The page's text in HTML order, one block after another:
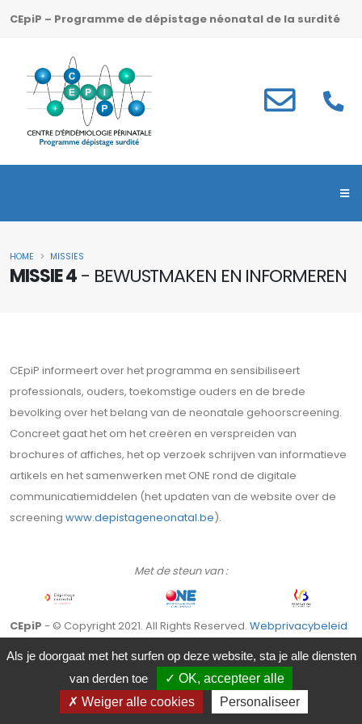
CEpiP – Programme de dépistage néonatal de la surdité
MISSIE 4- BEWUSTMAKEN EN INFORMEREN
HOME MISSIES
CEpiP informeert over het programma en sensibiliseert
professionals, ouders, toekomstige ouders en de brede
bevolking over het belang van de neonatale gehoorscreening.
Concreet gaat het om het creëren en verspreiden van
brochures of affiches, het op verzoek schrijven van informatieve
artikels en het samenwerken met ONE rond de digitale
communicatiemiddelen (het updaten van de website over de
screening www.depistageneonatal.be).
Met de steun van :
CEpiP - © Copyright 2021. All Rights Reserved. Webprivacybeleid
Als je doorgaat met het surfen op deze website, sta je alle diensten
van derden toe
OK, accepteer alle
Weiger alle cookies
Personaliseer